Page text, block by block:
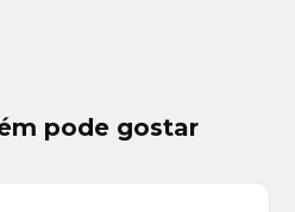
pode gostar